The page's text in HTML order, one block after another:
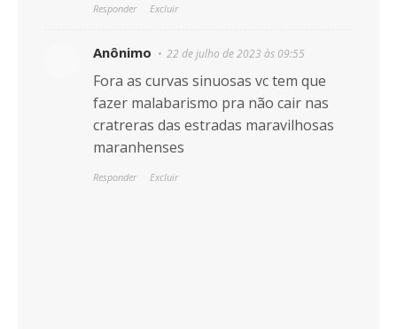
Responder Excluir
Anônimo 22 de julho de 2023 às 09:55
Fora as curvas sinuosas vc tem que
fazer malabarismo pra não cair nas
cratreras das estradas maravilhosas
maranhenses
Responder Excluir